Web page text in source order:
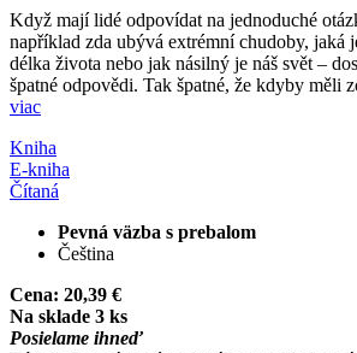
Když mají lidé odpovídat na jednoduché
například zda ubývá extrémní chudoby, jaká
délka života nebo jak násilný je náš svět –
špatné odpovědi. Tak špatné, že kdyby měli
viac
Kniha
E-kniha
Čítaná
Pevná väzba s prebalom
Čeština
Cena: 20,39 €
Na sklade 3 ks
Posielame ihneď